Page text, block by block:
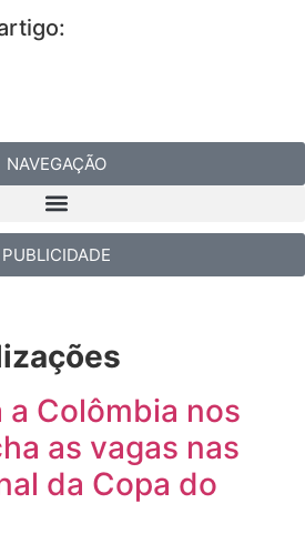
NAVEGAÇÃO
PUBLICIDADE
a Colômbia nos
as vagas nas
da Copa do